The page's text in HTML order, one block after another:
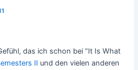
das ich schon bei “It Is What
II und den vielen anderen